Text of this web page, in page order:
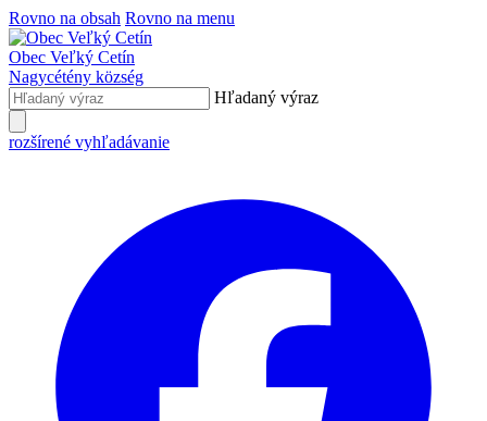
Rovno na obsah Rovno na menu
Obec Veľký Cetín
Nagycétény község
Hľadaný výraz
rozšírené vyhľadávanie